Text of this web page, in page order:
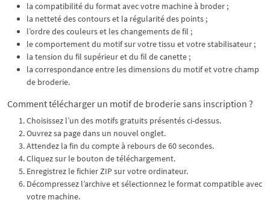
la compatibilité du format avec votre machine à broder ;
la netteté des contours et la régularité des points ;
l’ordre des couleurs et les changements de fil ;
le comportement du motif sur votre tissu et votre stabilisateur ;
la tension du fil supérieur et du fil de canette ;
la correspondance entre les dimensions du motif et votre champ
de broderie.
Comment télécharger un motif de broderie sans inscription ?
Choisissez l’un des motifs gratuits présentés ci-dessus.
Ouvrez sa page dans un nouvel onglet.
Attendez la fin du compte à rebours de 60 secondes.
Cliquez sur le bouton de téléchargement.
Enregistrez le fichier ZIP sur votre ordinateur.
Décompressez l’archive et sélectionnez le format compatible avec
votre machine.